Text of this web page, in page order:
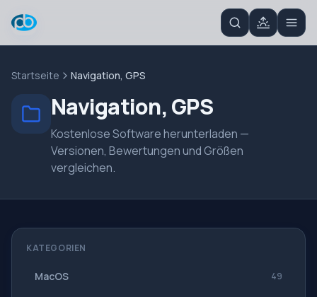
Startseite Navigation, GPS
Navigation, GPS
Kostenlose Software herunterladen —
Versionen, Bewertungen und Größen
vergleichen.
KATEGORIEN
MacOS 49